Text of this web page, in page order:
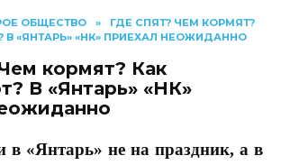
ОБЩЕСТВО »
ГДЕ СПЯТ? ЧЕМ КОРМЯТ?
В «ЯНТАРЬ» «НК» ПРИЕХАЛ НЕОЖИДАННО
кормят? Как
В «Янтарь» «НК»
«Янтарь» не на праздник, а в